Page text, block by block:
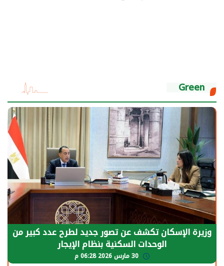
Green
وزيرة الإسكان تكشف عن تصور جديد لطرح عدد كبير من
الوحدات السكنية بنظام الإيجار